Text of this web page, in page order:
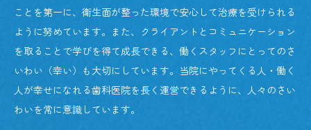
ことを第一に、衛生面が整った環境で安心して治療を受けられる
ように努めています。また、クライアントとコミュニケーション
を取ることで学びを得て成長できる、働くスタッフにとってのさ
いわい（幸い）も大切にしています。当院にやってくる人・働く
人が幸せになれる歯科医院を長く運営できるように、人々のさい
わいを常に意識しています。